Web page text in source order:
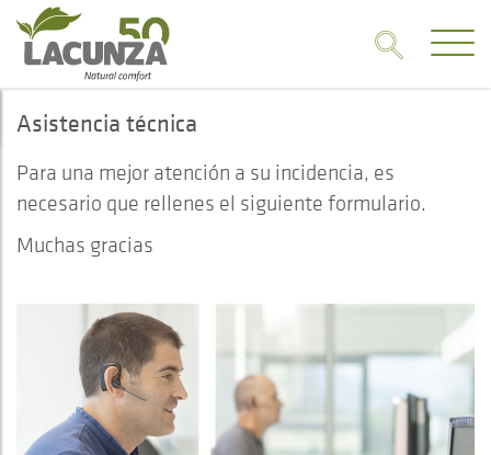
Asistencia técnica
Para una mejor atención a su incidencia, es
necesario que rellenes el siguiente formulario.
Muchas gracias